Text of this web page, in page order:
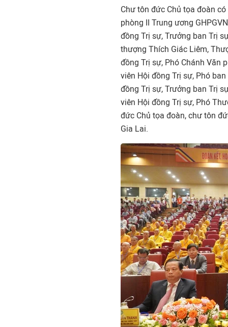
Chư tôn đức Chủ tọa đoàn
phòng II Trung ương
đồng Trị sự, Trưởng ban Trị
thượng Thích Giác Liêm,
đồng Trị sự, Phó Chánh Văn
viên Hội đồng Trị sự, Phó
đồng Trị sự, Trưởng ban Trị
viên Hội đồng Trị sự, Phó
đức Chủ tọa đoàn, chư tôn
Gia Lai.